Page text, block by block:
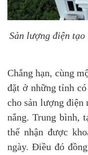
Sản lượng điện
Chẳng hạn, cùng
đặt ở những tỉnh
cho sản lượng
nắng. Trung bình,
thể nhận được
ngày. Điều đó